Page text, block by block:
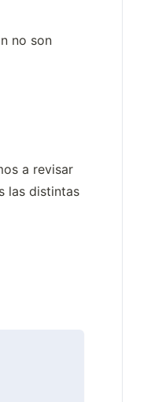
no son
a revisar
las distintas